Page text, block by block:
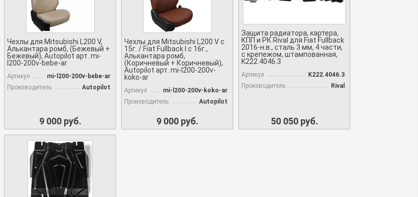
Чехлы для Mitsubishi L200 V,
Алькантара ромб, (Бежевый +
Бежевый), Autopilot арт. mi-
l200-200v-bebe-ar
Артикул
mi-l200-200v-bebe-ar
Производитель
Autopilot
9 000 руб.
Чехлы для Mitsubishi L200 V с
15г. / Fiat Fullback I c 16г.,
Алькантара ромб,
(Коричневый + Коричневый),
Autopilot арт. mi-l200-200v-
koko-ar
Артикул
mi-l200-200v-koko-ar
Производитель
Autopilot
9 000 руб.
Защита радиатора, картера,
КПП и РК Rival для Fiat Fullback
2016-н.в., сталь 3 мм, 4 части,
с крепежом, штампованная,
K222.4046.3
Артикул
K222.4046.3
Производитель
Rival
50 050 руб.